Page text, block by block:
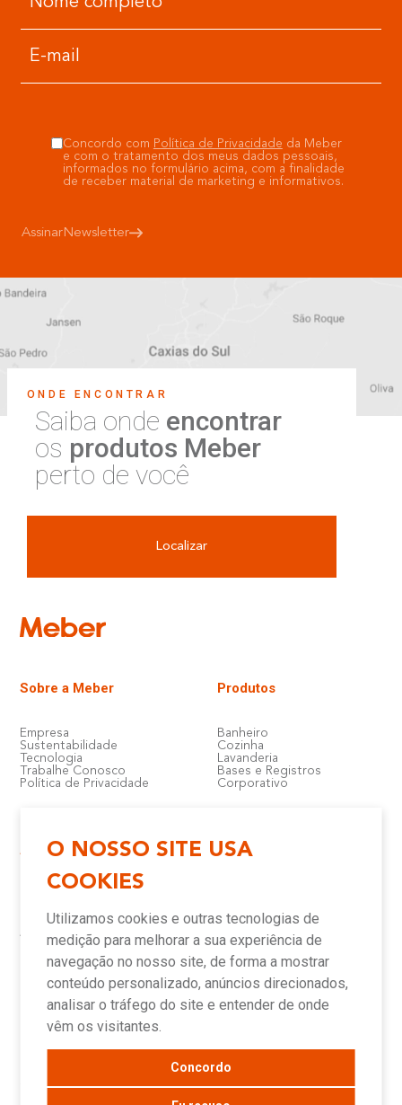
O NOSSO SITE USA
COOKIES
Utilizamos cookies e outras tecnologias de
medição para melhorar a sua experiência de
navegação no nosso site, de forma a mostrar
conteúdo personalizado, anúncios direcionados,
analisar o tráfego do site e entender de onde
vêm os visitantes.
Concordo
AssinarNewsletter
Concordo com Política de Privacidade da Meber
e com o tratamento dos meus dados pessoais,
informados no formulário acima, com a finalidade
de receber material de marketing e informativos.
ONDE ENCONTRAR
Saiba onde encontrar
os produtos Meber
perto de você
Localizar
Sobre a Meber
Empresa
Sustentabilidade
Tecnologia
Trabalhe Conosco
Política de Privacidade
Produtos
Banheiro
Cozinha
Lavanderia
Bases e Registros
Corporativo
Atendimento e Suporte
Downloads
Assistência Técnica Meber
Canais de Atendimento
Onde Encontrar
Televendas
Representantes
Assistências Técnicas e
Autorizadas
Novidades